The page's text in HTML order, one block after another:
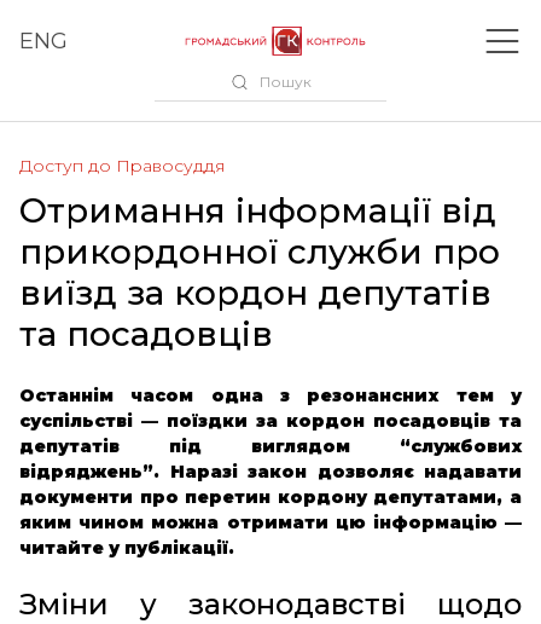
ENG
Пошук
Доступ до Правосуддя
Отримання інформації від
прикордонної служби про
виїзд за кордон депутатів
та посадовців
Останнім часом одна з резонансних тем у
суспільстві — поїздки за кордон посадовців та
депутатів під виглядом “службових
відряджень”. Наразі закон дозволяє надавати
документи про перетин кордону депутатами, а
яким чином можна отримати цю інформацію —
читайте у публікації.
Зміни у законодавстві щодо